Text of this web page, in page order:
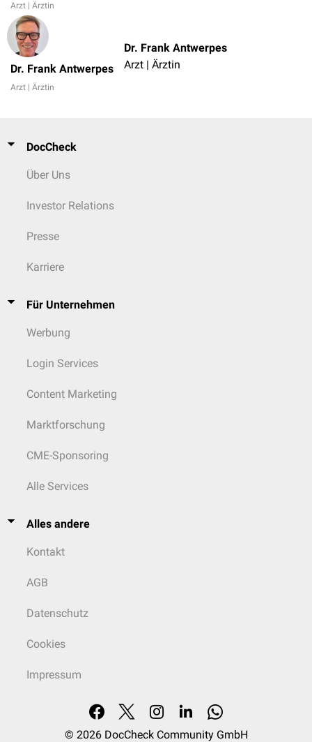
Arzt | Ärztin
Dr. Frank Antwerpes
Arzt | Ärztin
Dr. Frank Antwerpes
Arzt | Ärztin
DocCheck
Über Uns
Investor Relations
Presse
Karriere
Für Unternehmen
Werbung
Login Services
Content Marketing
Marktforschung
CME-Sponsoring
Alle Services
Alles andere
Kontakt
AGB
Datenschutz
Cookies
Impressum
© 2026 DocCheck Community GmbH